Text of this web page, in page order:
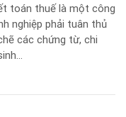
toán thuế là một công
nghiệp phải tuân thủ
các chứng từ, chi